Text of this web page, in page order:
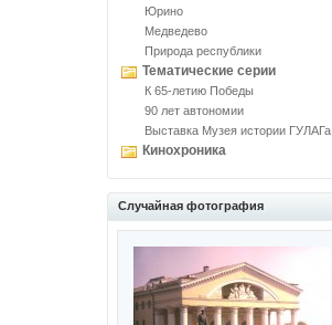
Юрино
Медведево
Природа республики
Тематические серии
К 65-летию Победы
90 лет автономии
Выставка Музея истории ГУЛАГа
Кинохроника
Случайная фотография